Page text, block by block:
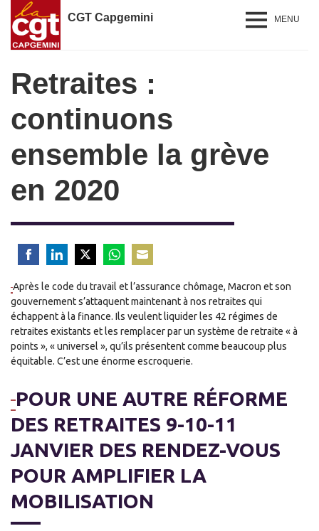
CGT Capgemini MENU
Retraites :
continuons
ensemble la grève
en 2020
on
Facebook
on
LinkedIn
on
Twitter
on
WhatsApp
on
Email
Après le code du travail et l’assurance chômage, Macron et son
gouvernement s’attaquent maintenant à nos retraites qui
échappent à la finance. Ils veulent liquider les 42 régimes de
retraites existants et les remplacer par un système de retraite « à
points », « universel », qu’ils présentent comme beaucoup plus
équitable. C’est une énorme escroquerie.
POUR UNE AUTRE RÉFORME
DES RETRAITES 9-10-11
JANVIER DES RENDEZ-VOUS
POUR AMPLIFIER LA
MOBILISATION